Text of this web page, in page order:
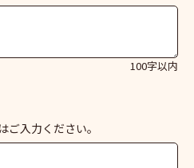
100字以内
入力ください。